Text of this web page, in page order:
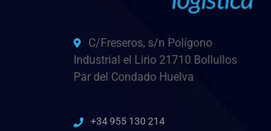
C/Freseros, s/n Polígono
Industrial el Lirio 21710 Bollullos
Par del Condado Huelva
+34 955 130 214